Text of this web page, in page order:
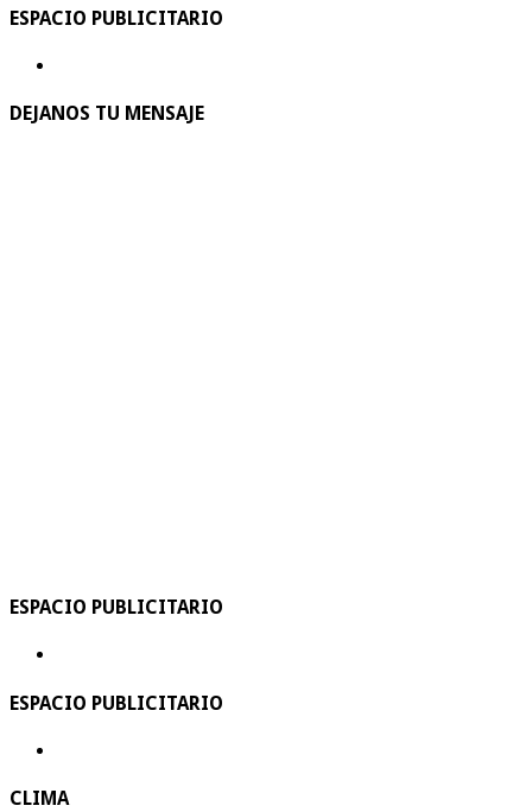
ESPACIO PUBLICITARIO
DEJANOS TU MENSAJE
ESPACIO PUBLICITARIO
ESPACIO PUBLICITARIO
CLIMA